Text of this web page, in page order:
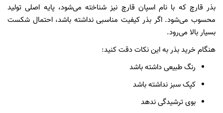
بذر قارچ که با نام اسپان قارچ نیز شناخته می‌شود، پایه اصلی تولید
محسوب می‌شود. اگر بذر کیفیت مناسبی نداشته باشد، احتمال شکست
بسیار بالا می‌رود.
هنگام خرید بذر به این نکات دقت کنید:
رنگ طبیعی داشته باشد
کپک سبز نداشته باشد
بوی ترشیدگی ندهد